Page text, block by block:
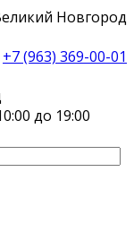
Новгород
+7 (963) 369-00-01
до 19:00